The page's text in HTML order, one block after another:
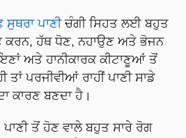
ਸੁਥਰਾ ਪਾਣੀਚੰਗੀ ਸਿਹਤ ਲਈ ਬਹੁਤ
ਕਰਨ, ਹੱਥ ਧੋਣ, ਨਹਾਉਣ ਅਤੇ ਭੋਜਨ
ਅਤੇ ਹਾਨੀਕਾਰਕ ਕੀਟਾਣੂਆਂ ਤੋਂ
ਤਾਂ ਪਰਜੀਵੀਆਂ ਰਾਹੀਂ ਪਾਣੀ ਸਾਡੇ
ਕਾਰਣ ਬਣਦਾ ਹੈ।
ਪਾਣੀ ਤੋਂ ਹੋਣ ਵਾਲੇ ਬਹੁਤ ਸਾਰੇ ਰੋਗ